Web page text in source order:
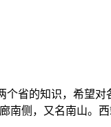
省的知识，希望
侧，又名南山。